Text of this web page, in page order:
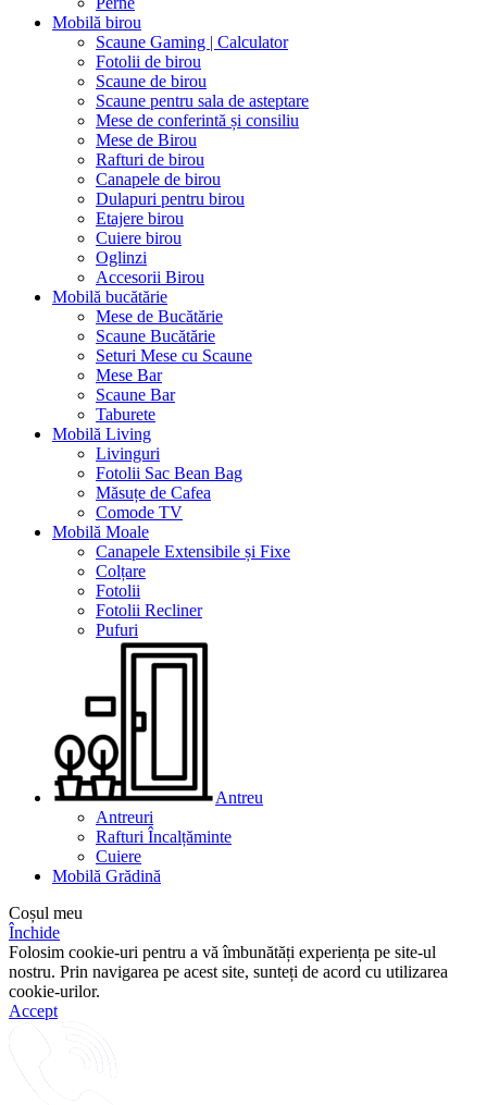
Mobilă birou
Scaune Gaming | Calculator
Fotolii de birou
Scaune de birou
Scaune pentru sala de asteptare
Mese de conferintă și consiliu
Mese de Birou
Rafturi de birou
Canapele de birou
Dulapuri pentru birou
Etajere birou
Cuiere birou
Oglinzi
Accesorii Birou
Mobilă bucătărie
Mese de Bucătărie
Scaune Bucătărie
Seturi Mese cu Scaune
Mese Bar
Scaune Bar
Taburete
Mobilă Living
Livinguri
Fotolii Sac Bean Bag
Măsuțe de Cafea
Comode TV
Mobilă Moale
Canapele Extensibile și Fixe
Colțare
Fotolii
Fotolii Recliner
Pufuri
Antreu
Antreuri
Rafturi Încalțăminte
Cuiere
Mobilă Grădină
Coșul meu
Închide
Folosim cookie-uri pentru a vă îmbunătăți experiența pe site-ul
nostru. Prin navigarea pe acest site, sunteți de acord cu utilizarea
cookie-urilor.
Accept